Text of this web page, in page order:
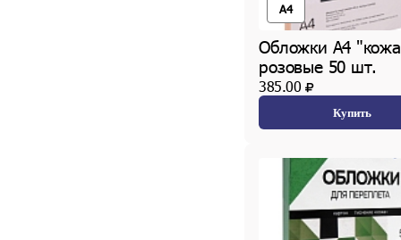
A4
Обложки А4
розовые 50 шт.
385.00
Купить